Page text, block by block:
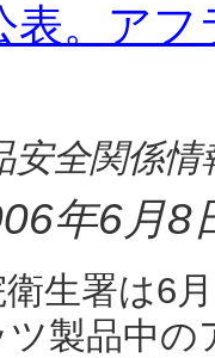
表。ア
安全関係情
年6月8
生署は6
ツ製品中